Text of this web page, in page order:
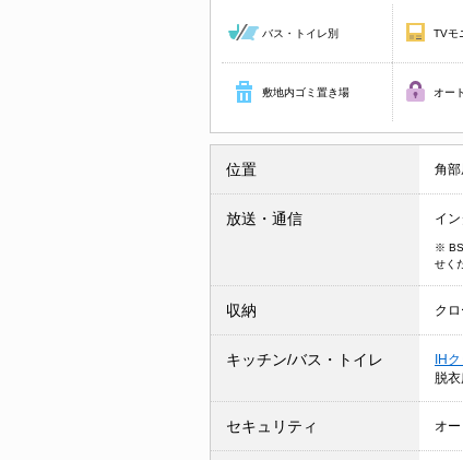
バス・トイレ別 TVモ
敷地内ゴミ置き場 オー
位置 角部
放送・通信 イ
※ BS
せく
収納 ク
キッチン/バス・トイレ IH
脱
セキュリティ オー